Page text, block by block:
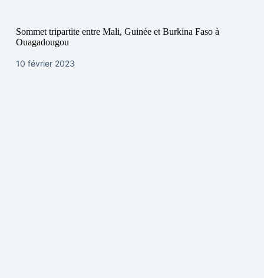
Sommet tripartite entre Mali, Guinée et Burkina Faso à
Ouagadougou
10 février 2023